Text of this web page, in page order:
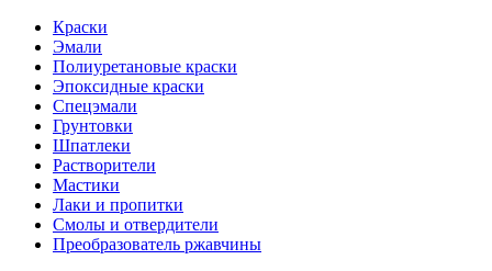
Краски
Эмали
Полиуретановые краски
Эпоксидные краски
Спецэмали
Грунтовки
Шпатлеки
Растворители
Мастики
Лаки и пропитки
Смолы и отвердители
Преобразователь ржавчины